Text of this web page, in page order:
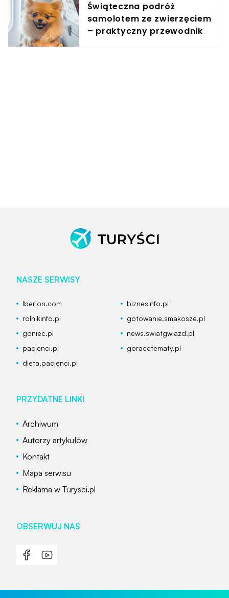
Świąteczna podróż
samolotem ze zwierzęciem
– praktyczny przewodnik
NASZE SERWISY
Iberion.com
biznesinfo.pl
rolnikinfo.pl
gotowanie.smakosze.pl
goniec.pl
news.swiatgwiazd.pl
pacjenci.pl
goracetematy.pl
dieta.pacjenci.pl
PRZYDATNE LINKI
Archiwum
Autorzy artykułów
Kontakt
Mapa serwisu
Reklama w Turysci.pl
OBSERWUJ NAS